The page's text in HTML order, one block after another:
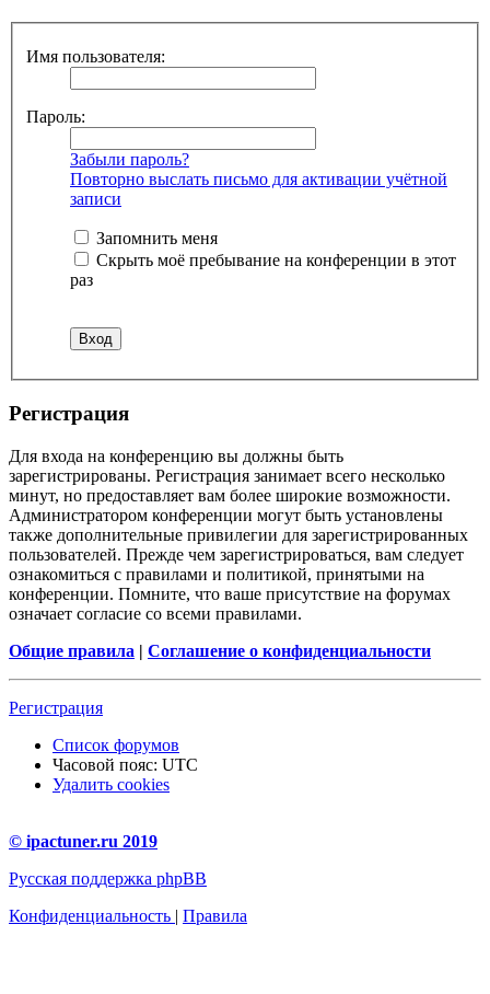
Имя пользователя:
Пароль:
Забыли пароль?
Повторно выслать письмо для активации учётной
записи
Запомнить меня
Скрыть моё пребывание на конференции в этот
раз
Регистрация
Для входа на конференцию вы должны быть
зарегистрированы. Регистрация занимает всего несколько
минут, но предоставляет вам более широкие возможности.
Администратором конференции могут быть установлены
также дополнительные привилегии для зарегистрированных
пользователей. Прежде чем зарегистрироваться, вам следует
ознакомиться с правилами и политикой, принятыми на
конференции. Помните, что ваше присутствие на форумах
означает согласие со всеми правилами.
Общие правила | Соглашение о конфиденциальности
Регистрация
Список форумов
Часовой пояс: UTC
Удалить cookies
© ipactuner.ru 2019
Русская поддержка phpBB
Конфиденциальность | Правила